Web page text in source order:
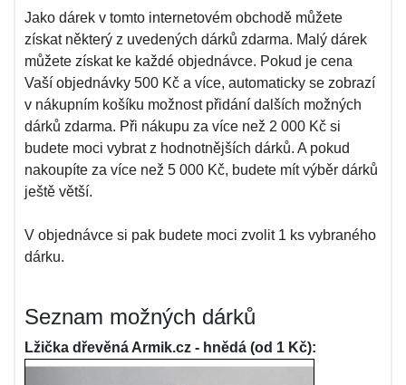
Jako dárek v tomto internetovém obchodě můžete
získat některý z uvedených dárků zdarma. Malý dárek
můžete získat ke každé objednávce. Pokud je cena
Vaší objednávky 500 Kč a více, automaticky se zobrazí
v nákupním košíku možnost přidání dalších možných
dárků zdarma. Při nákupu za více než 2 000 Kč si
budete moci vybrat z hodnotnějších dárků. A pokud
nakoupíte za více než 5 000 Kč, budete mít výběr dárků
ještě větší.
V objednávce si pak budete moci zvolit 1 ks vybraného
dárku.
Seznam možných dárků
Lžička dřevěná Armik.cz - hnědá (od 1 Kč):